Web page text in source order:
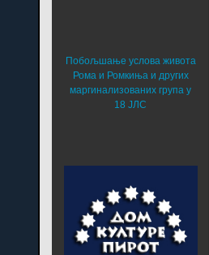
Побољшање услова живота
Рома и Ромкиња и других
маргинализованих група у
18 ЈЛС